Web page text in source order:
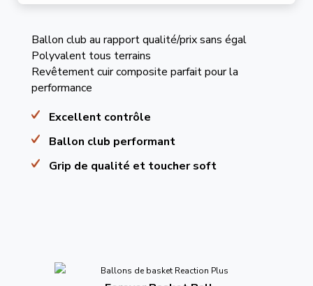
Ballon club au rapport qualité/prix sans égal
Polyvalent tous terrains
Revêtement cuir composite parfait pour la
performance
Excellent contrôle
Ballon club performant
Grip de qualité et toucher soft